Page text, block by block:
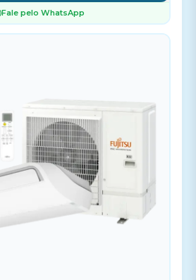
Fale pelo WhatsApp